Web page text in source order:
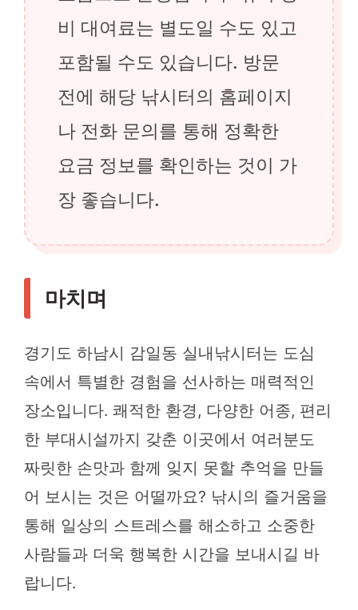
비 대여료는 별도일 수도 있고
포함될 수도 있습니다. 방문
전에 해당 낚시터의 홈페이지
나 전화 문의를 통해 정확한
요금 정보를 확인하는 것이 가
장 좋습니다.
마치며
경기도 하남시 감일동 실내낚시터는 도심
속에서 특별한 경험을 선사하는 매력적인
장소입니다. 쾌적한 환경, 다양한 어종, 편리
한 부대시설까지 갖춘 이곳에서 여러분도
짜릿한 손맛과 함께 잊지 못할 추억을 만들
어 보시는 것은 어떨까요? 낚시의 즐거움을
통해 일상의 스트레스를 해소하고 소중한
사람들과 더욱 행복한 시간을 보내시길 바
랍니다.